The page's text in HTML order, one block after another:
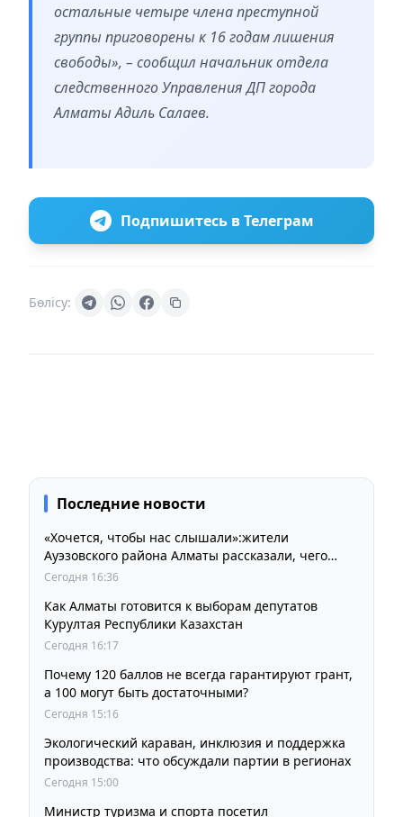
остальные четыре члена преступной
группы приговорены к 16 годам лишения
свободы», – сообщил начальник отдела
следственного Управления ДП города
Алматы Адиль Салаев.
Подпишитесь в Телеграм
Бөлісу:
Последние новости
«Хочется, чтобы нас слышали»:жители
Ауэзовского района Алматы рассказали, чего
ждут от выборов депутатов Курултая
Сегодня 16:36
Как Алматы готовится к выборам депутатов
Курултая Республики Казахстан
Сегодня 16:17
Почему 120 баллов не всегда гарантируют грант,
а 100 могут быть достаточными?
Сегодня 15:16
Экологический караван, инклюзия и поддержка
производства: что обсуждали партии в регионах
Сегодня 15:00
Министр туризма и спорта посетил